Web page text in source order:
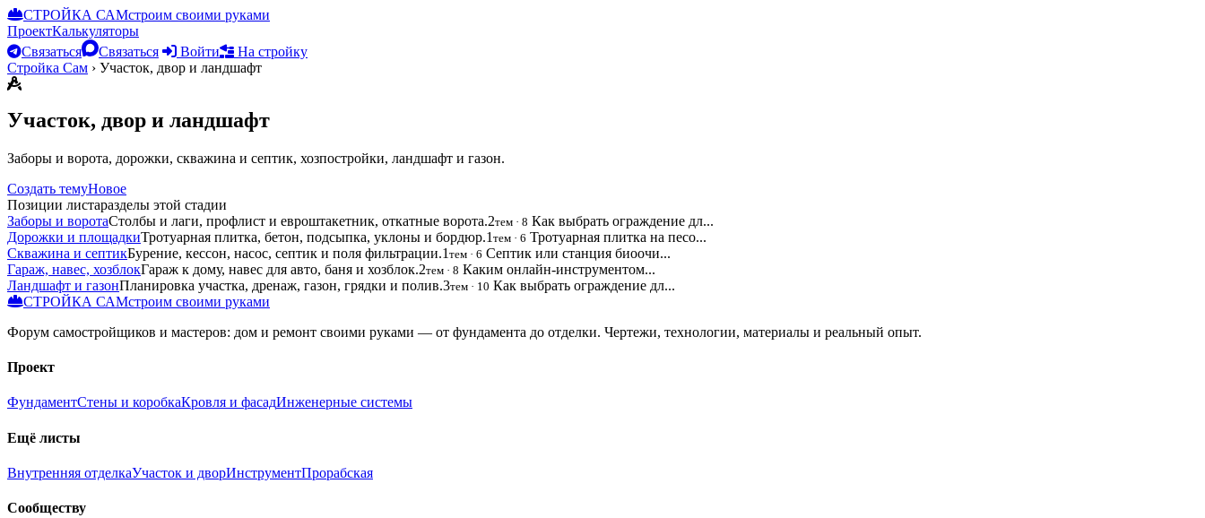
СТРОЙКА САМстроим своими руками
ПроектКалькуляторы
Связаться
Связаться Войти
На стройку
Стройка Сам › Участок, двор и ландшафт
Участок, двор и ландшафт
Заборы и ворота, дорожки, скважина и септик, хозпостройки, ландшафт и газон.
Создать темуНовое
Позиции листаразделы этой стадии
Заборы и воротаСтолбы и лаги, профлист и евроштакетник, откатные ворота.2тем · 8 Как выбрать ограждение дл...
Дорожки и площадкиТротуарная плитка, бетон, подсыпка, уклоны и бордюр.1 тем · 6 Тротуарная плитка на песо...
Скважина и септикБурение, кессон, насос, септик и поля фильтрации.1 тем · 6 Септик или станция биоочи...
Гараж, навес, хозблокГараж к дому, навес для авто, баня и хозблок.2тем · 8 Каким онлайн-инструментом...
Ландшафт и газонПланировка участка, дренаж, газон, грядки и полив.3тем · 10 Как выбрать ограждение дл...
СТРОЙКА САМстроим своими руками
Форум самостройщиков и мастеров: дом и ремонт своими руками — от фундамента до отделки. Чертежи, технологии, материалы и реальный опыт.
Проект
ФундаментСтены и коробкаКровля и фасадИнженерные системы
Ещё листы
Внутренняя отделкаУчасток и дворИнструментПрорабская
Сообществу